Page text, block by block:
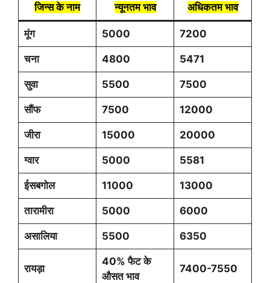
जिन्स के नाम न्यूनतम भाव अधिकतम भाव
मूंग 5000 7200
चना 4800 5471
सुवा 5500 7500
सौंफ 7500 12000
जीरा 15000 20000
ग्वार 5000 5581
ईसबगोल 11000 13000
तारामीरा 5000 6000
असालिया 5500 6350
रायड़ा
40% फैट के
औसत भाव
7400-7550